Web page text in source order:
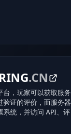
.CN
台，玩家可以获取服务
验证的评价，而服务器
系统，并访问 API、评